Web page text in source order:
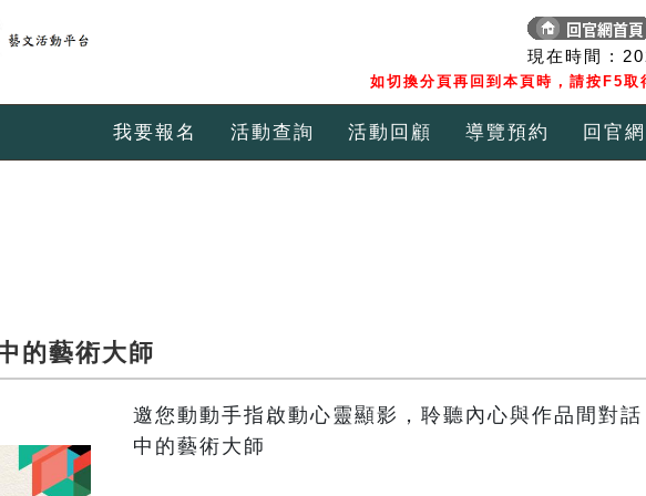
現在時間 :
如切換分頁再回到本頁時，請按F5取
我要報名 活動查詢 活動回顧 導覽預約 回官
的藝術大師
邀您動動手指啟動心靈顯影，聆聽內心與作品間對話
中的藝術大師